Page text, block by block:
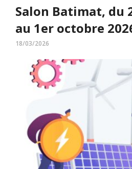
Salon Batimat, du
au 1er octobre
18/03/2026